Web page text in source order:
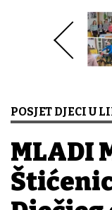
POSJET DJECI U
MLADI